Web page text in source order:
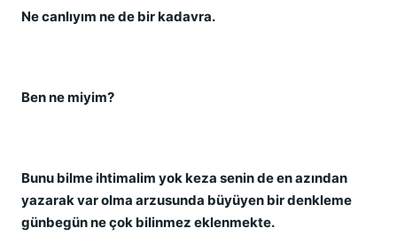
Ne canlıyım ne de bir kadavra.
Ben ne miyim?
Bunu bilme ihtimalim yok keza senin de en azından
yazarak var olma arzusunda büyüyen bir denkleme
günbegün ne çok bilinmez eklenmekte.